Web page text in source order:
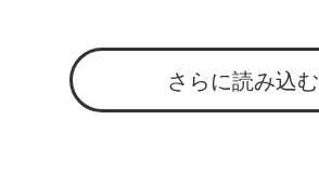
さらに読み込む